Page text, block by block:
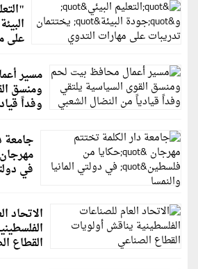
على
مسير
ومنسق
وفداً
جامعة
في
الاتحاد
القطاع